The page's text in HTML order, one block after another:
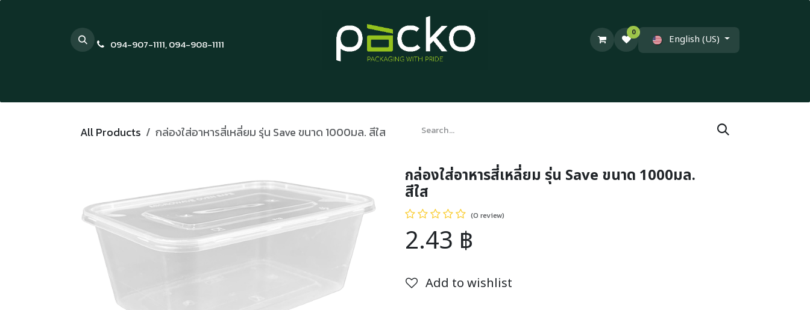
094-907-1111,094-908-1111
0
English (US)
All Products กล่องใส่อาหารสี่เหลี่ยม รุ่น Save ขนาด 1000มล. สีใส
กล่องใส่อาหารสี่เหลี่ยม รุ่น Save ขนาด 1000มล.
สีใส
(0 review)
2.43 ฿
Add to wishlist